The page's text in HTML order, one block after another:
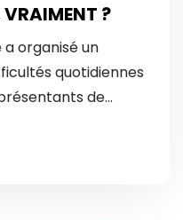
VRAIMENT ?
a organisé un
quotidiennes
de